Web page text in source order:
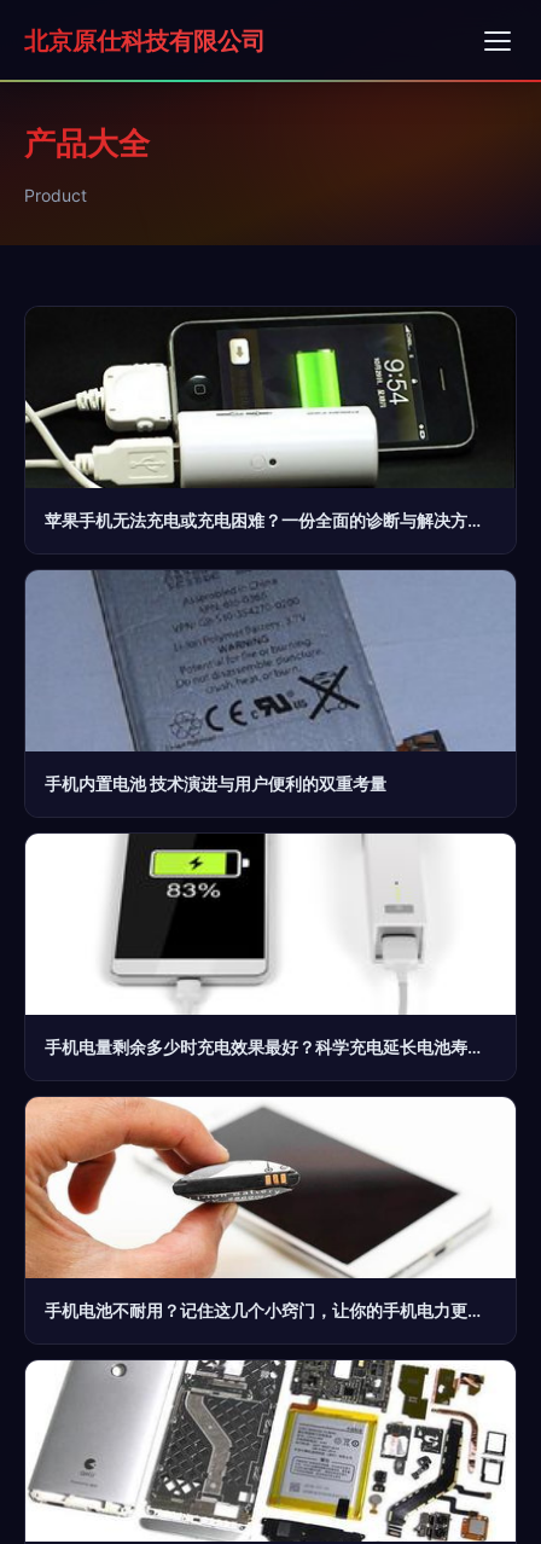
北京原仕科技有限公司
产品大全
Product
苹果手机无法充电或充电困难？一份全面的诊断与解决方案指南
手机内置电池 技术演进与用户便利的双重考量
手机电量剩余多少时充电效果最好？科学充电延长电池寿命全攻略
手机电池不耐用？记住这几个小窍门，让你的手机电力更持久